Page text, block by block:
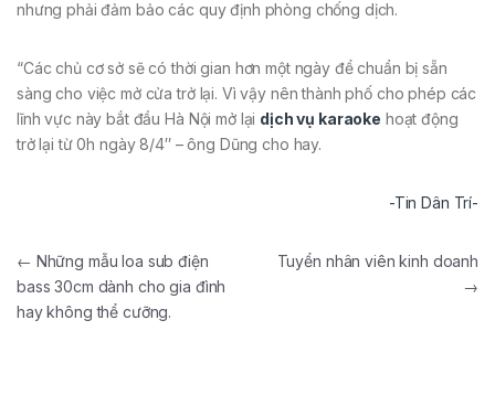
nhưng phải đảm bảo các quy định phòng chống dịch.
“Các chủ cơ sở sẽ có thời gian hơn một ngày để chuẩn bị sẵn
sàng cho việc mở cửa trở lại. Vì vậy nên thành phố cho phép các
lĩnh vực này bắt đầu Hà Nội mở lại dịch vụ karaoke hoạt động
trở lại từ 0h ngày 8/4″ – ông Dũng cho hay.
-Tin Dân Trí-
← Những mẫu loa sub điện
bass 30cm dành cho gia đình
hay không thể cưỡng.
Tuyển nhân viên kinh doanh
→